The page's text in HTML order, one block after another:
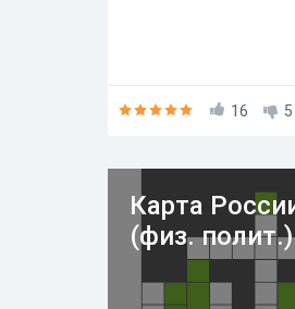
16 5
Карта
(физ. полит.)